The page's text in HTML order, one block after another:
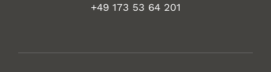
+49 173 53 64 201